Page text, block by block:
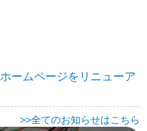
ホームページをリニューア
>>全てのお知らせはこちら